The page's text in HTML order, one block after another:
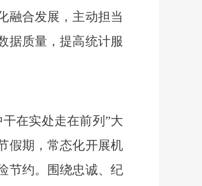
融合发展，主动担当
据质量，提高统计服
在实处走在前列”大
假期，常态化开展机
节约。围绕忠诚、纪